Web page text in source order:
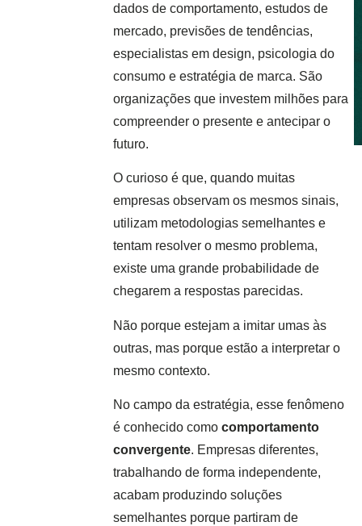
dados de comportamento, estudos de
mercado, previsões de tendências,
especialistas em design, psicologia do
consumo e estratégia de marca. São
organizações que investem milhões para
compreender o presente e antecipar o
futuro.
O curioso é que, quando muitas
empresas observam os mesmos sinais,
utilizam metodologias semelhantes e
tentam resolver o mesmo problema,
existe uma grande probabilidade de
chegarem a respostas parecidas.
Não porque estejam a imitar umas às
outras, mas porque estão a interpretar o
mesmo contexto.
No campo da estratégia, esse fenômeno
é conhecido como comportamento
convergente. Empresas diferentes,
trabalhando de forma independente,
acabam produzindo soluções
semelhantes porque partiram de